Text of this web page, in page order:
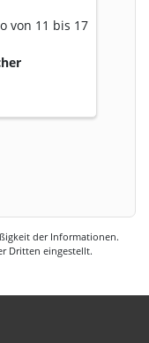
von 11 bis 17
der Informationen.
Dritten eingestellt.